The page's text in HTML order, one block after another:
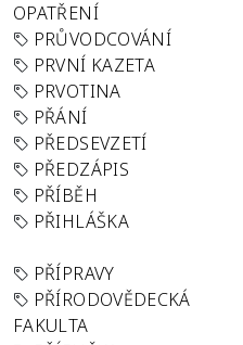
OPATŘENÍ
PRŮVODCOVÁNÍ
PRVNÍ KAZETA
PRVOTINA
PŘÁNÍ
PŘEDSEVZETÍ
PŘEDZÁPIS
PŘÍBĚH
PŘIHLÁŠKA
PŘÍPRAVY
PŘÍRODOVĚDECKÁ
FAKULTA